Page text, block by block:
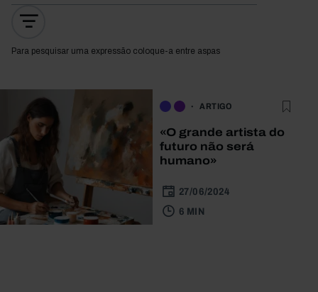
Para pesquisar uma expressão coloque-a entre aspas
ARTIGO
«O grande artista do
futuro não será
humano»
27/06/2024
6 MIN